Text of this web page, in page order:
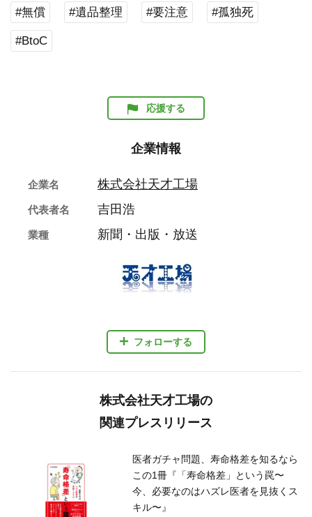
#無償 #遺品整理 #要注意 #孤独死
#BtoC
応援する
企業情報
フォローする
企業名 株式会社天才工場
代表者名 吉田浩
業種 新聞・出版・放送
株式会社天才工場の
関連プレスリリース
医者ガチャ問題、寿命格差を知るなら
この1冊『「寿命格差」という罠〜
今、必要なのはハズレ医者を見抜くス
キル〜』